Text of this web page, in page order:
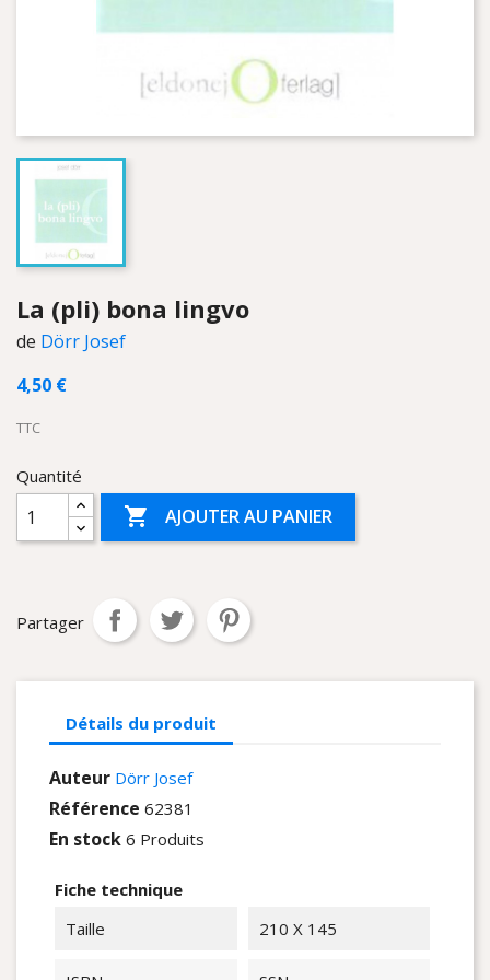
La (pli) bona lingvo
de Dörr Josef
4,50 €
TTC
Quantité
 AJOUTER AU PANIER
Partager
Détails du produit
Auteur Dörr Josef
Référence 62381
En stock 6 Produits
Fiche technique
Taille
210 X 145